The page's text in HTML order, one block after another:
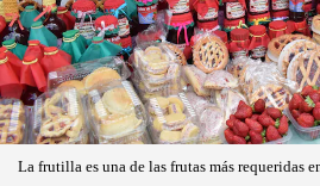
La frutilla es una de las frutas más requeridas